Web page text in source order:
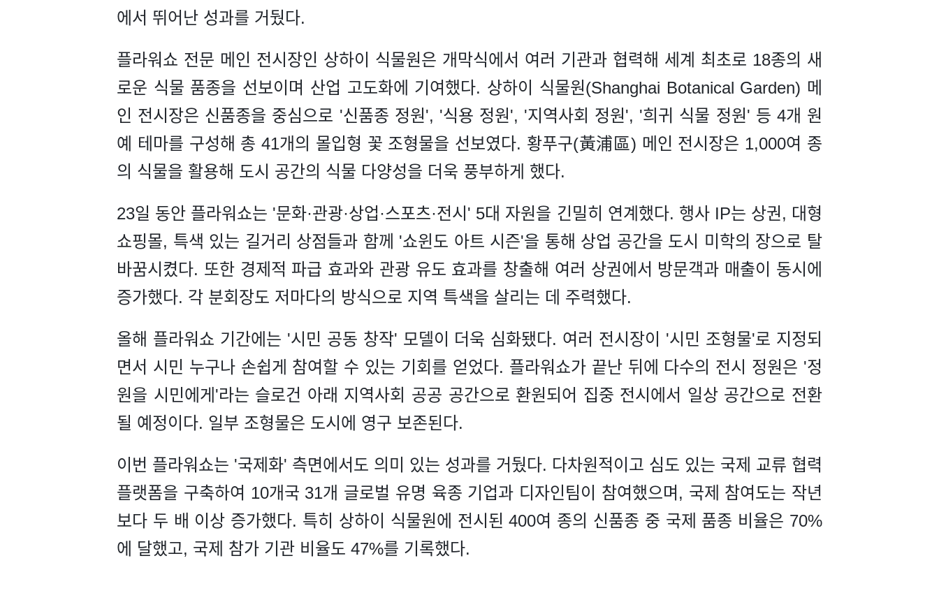
에서 뛰어난 성과를 거뒀다.
플라워쇼 전문 메인 전시장인 상하이 식물원은 개막식에서 여러 기관과 협력해 세계 최초로 18종의 새
로운 식물 품종을 선보이며 산업 고도화에 기여했다. 상하이 식물원(Shanghai Botanical Garden) 메
인 전시장은 신품종을 중심으로 '신품종 정원', '식용 정원', '지역사회 정원', '희귀 식물 정원' 등 4개 원
예 테마를 구성해 총 41개의 몰입형 꽃 조형물을 선보였다. 황푸구(黃浦區) 메인 전시장은 1,000여 종
의 식물을 활용해 도시 공간의 식물 다양성을 더욱 풍부하게 했다.
23일 동안 플라워쇼는 '문화·관광·상업·스포츠·전시' 5대 자원을 긴밀히 연계했다. 행사 IP는 상권, 대형
쇼핑몰, 특색 있는 길거리 상점들과 함께 '쇼윈도 아트 시즌'을 통해 상업 공간을 도시 미학의 장으로 탈
바꿈시켰다. 또한 경제적 파급 효과와 관광 유도 효과를 창출해 여러 상권에서 방문객과 매출이 동시에
증가했다. 각 분회장도 저마다의 방식으로 지역 특색을 살리는 데 주력했다.
올해 플라워쇼 기간에는 '시민 공동 창작' 모델이 더욱 심화됐다. 여러 전시장이 '시민 조형물'로 지정되
면서 시민 누구나 손쉽게 참여할 수 있는 기회를 얻었다. 플라워쇼가 끝난 뒤에 다수의 전시 정원은 '정
원을 시민에게'라는 슬로건 아래 지역사회 공공 공간으로 환원되어 집중 전시에서 일상 공간으로 전환
될 예정이다. 일부 조형물은 도시에 영구 보존된다.
이번 플라워쇼는 '국제화' 측면에서도 의미 있는 성과를 거뒀다. 다차원적이고 심도 있는 국제 교류 협력
플랫폼을 구축하여 10개국 31개 글로벌 유명 육종 기업과 디자인팀이 참여했으며, 국제 참여도는 작년
보다 두 배 이상 증가했다. 특히 상하이 식물원에 전시된 400여 종의 신품종 중 국제 품종 비율은 70%
에 달했고, 국제 참가 기관 비율도 47%를 기록했다.